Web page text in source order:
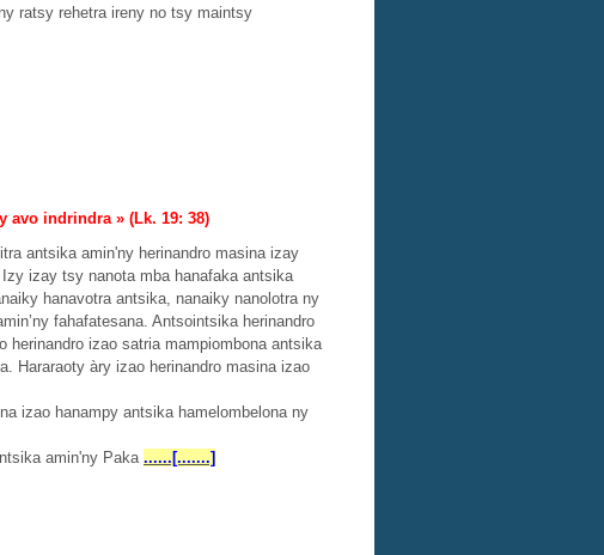
ratsy rehetra ireny no tsy maintsy
avo indrindra » (Lk. 19: 38)
antsika amin'ny herinandro masina izay
izay tsy nanota mba hanafaka antsika
hanavotra antsika, nanaiky nanolotra ny
fahafatesana. Antsointsika herinandro
herinandro izao satria mampiombona antsika
Hararaoty àry izao herinandro masina izao
izao hanampy antsika hamelombelona ny
amin'ny Paka......[.......]